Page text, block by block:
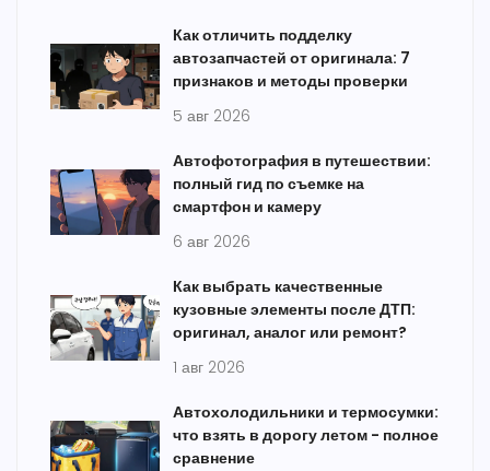
Как отличить подделку
автозапчастей от оригинала: 7
признаков и методы проверки
5 авг 2026
Автофотография в путешествии:
полный гид по съемке на
смартфон и камеру
6 авг 2026
Как выбрать качественные
кузовные элементы после ДТП:
оригинал, аналог или ремонт?
1 авг 2026
Автохолодильники и термосумки:
что взять в дорогу летом - полное
сравнение